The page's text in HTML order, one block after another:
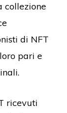
collezione
di NFT
pari e
ricevuti